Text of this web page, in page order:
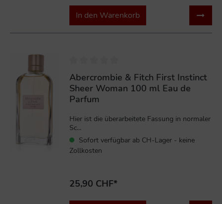
In den Warenkorb
Abercrombie & Fitch First Instinct
Sheer Woman 100 ml Eau de
Parfum
Hier ist die überarbeitete Fassung in normaler
Sc...
Sofort verfügbar ab CH-Lager - keine
Zollkosten
25,90 CHF*